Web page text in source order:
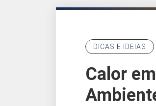
DICAS E IDEIAS
Calor